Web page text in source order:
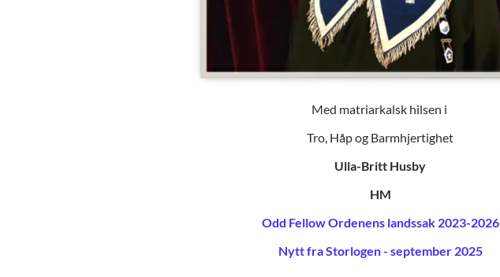
Med matriarkalsk hilsen i
Tro, Håp og Barmhjertighet
Ulla-Britt Husby
HM
Odd Fellow Ordenens landssak 2023-2026
Nytt fra Storlogen - september 2025